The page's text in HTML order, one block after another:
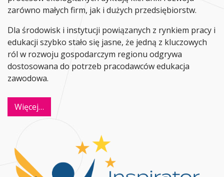
zarówno małych firm, jak i dużych przedsiębiorstw.
Dla środowisk i instytucji powiązanych z rynkiem pracy i
edukacji szybko stało się jasne, że jedną z kluczowych
ról w rozwoju gospodarczym regionu odgrywa
dostosowana do potrzeb pracodawców edukacja
zawodowa.
Więcej…